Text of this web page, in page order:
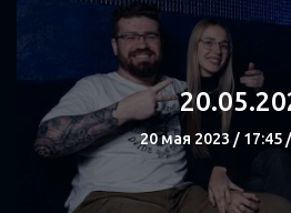
20 мая 2023 / 17:45